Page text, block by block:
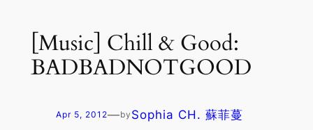
[Music] Chill & Good:
BADBADNOTGOOD
Apr 5, 2012—by Sophia CH. 蘇菲蔓